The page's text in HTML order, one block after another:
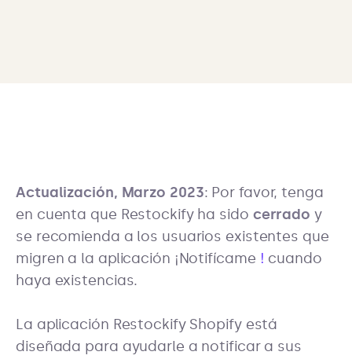
Actualización, Marzo 2023: Por favor, tenga
en cuenta que Restockify ha sido cerrado y
se recomienda a los usuarios existentes que
migren a la aplicación ¡Notifícame ! cuando
haya existencias.
La aplicación Restockify Shopify está
diseñada para ayudarle a notificar a sus